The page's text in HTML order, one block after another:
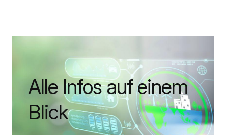
Alle Infos auf einem
Blick